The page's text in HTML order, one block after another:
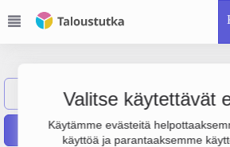
Valitse käytettävät
Käytämme evästeitä
käyttöä ja parantaaksemme
Näytä haku Paltan
Raportit